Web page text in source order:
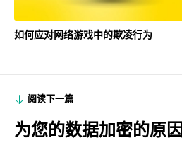
如何应对网络游戏中的欺凌行为
阅读下一篇
为您的数据加密的原因